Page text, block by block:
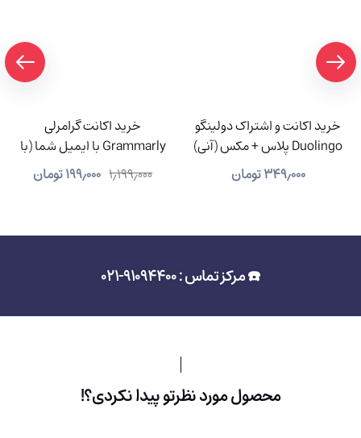
خرید اکانت و اشتراک دولینگو
Duolingo پلاس + مکس (آنی)
۳۴۹٫۰۰۰تومان
خرید اکانت گرامرلی
Grammarly با ایمیل شما (با
91% تخفیف)
۱٫۱۹۹٫۰۰۰ ۱۹۹٫۰۰۰تومان
☎️ مرکز تماس : 91094400-021
محصول مورد نظرتو پیدا نکردی؟!